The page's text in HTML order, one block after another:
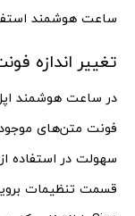
ساعت هوشمند
تغییر اندازه
در ساعت هوشمند اپل
فونت متن‌های
سهولت در استفاده